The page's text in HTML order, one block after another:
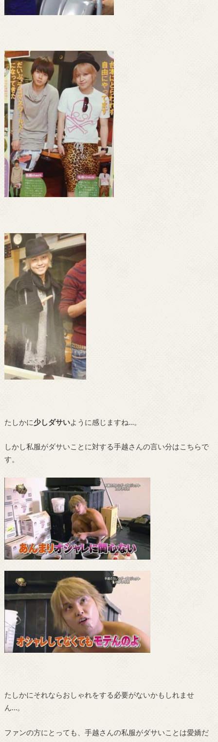
たしかに少しダサいように感じますね…。
しかし私服がダサいことに対する手越さんの言い分はこちらで
す。
たしかにそれならおしゃれをする必要がないかもしれませ
ん…。
ファンの方にとっても、手越さんの私服がダサいことは愛嬌だ